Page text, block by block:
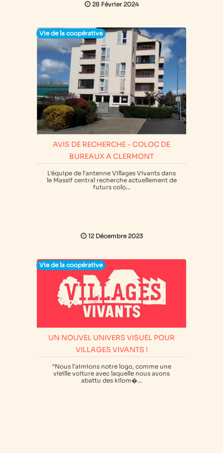
28 Février 2024
Vie de la coopérative
AVIS DE RECHERCHE - COLOC DE
BUREAUX A CLERMONT
L'équipe de l'antenne Villages Vivants dans
le Massif central recherche actuellement de
futurs colo...
12 Décembre 2023
Vie de la coopérative
UN NOUVEL UNIVERS VISUEL POUR
VILLAGES VIVANTS !
“Nous l’aimions notre logo, comme une
vieille voiture avec laquelle nous avons
abattu des kilom�...